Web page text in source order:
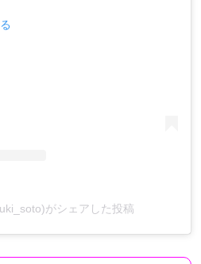
がシェアした投稿